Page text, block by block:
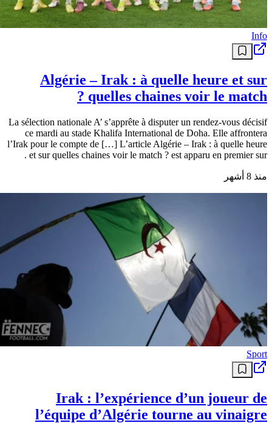
Info
Algérie – Irak : à quelle heure et sur
quelles chaines voir le match ?
La sélection nationale A’ s’apprête à disputer un rendez-vous décisif
ce mardi au stade Khalifa International de Doha. Elle affrontera
l’Irak pour le compte de […] L’article Algérie – Irak : à quelle heure
et sur quelles chaines voir le match ? est apparu en premier sur .
منذ 8 أشهر
Sport
Irak : l’expérience d’un joueur de
l’équipe d’Algérie tourne au vinaigre